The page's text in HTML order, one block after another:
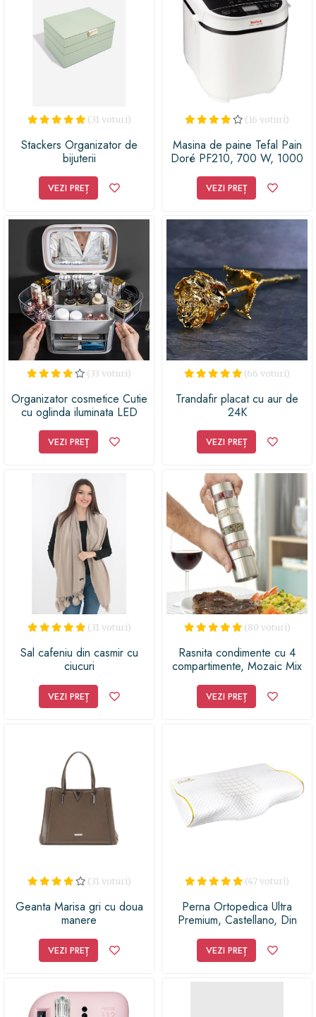
(31 voturi)
Stackers Organizator de
bijuterii
VEZI PREȚ
(16 voturi)
Masina de paine Tefal Pain
Doré PF210, 700 W, 1000
VEZI PREȚ
(33 voturi)
Organizator cosmetice Cutie
cu oglinda iluminata LED
VEZI PREȚ
(66 voturi)
Trandafir placat cu aur de
24K
VEZI PREȚ
(31 voturi)
Sal cafeniu din casmir cu
ciucuri
VEZI PREȚ
(80 voturi)
Rasnita condimente cu 4
compartimente, Mozaic Mix
VEZI PREȚ
(31 voturi)
Geanta Marisa gri cu doua
manere
VEZI PREȚ
(47 voturi)
Perna Ortopedica Ultra
Premium, Castellano, Din
Cervical, Infuzie Aloe Vera,
Perna Ergonomica Cu Strat
VEZI PREȚ